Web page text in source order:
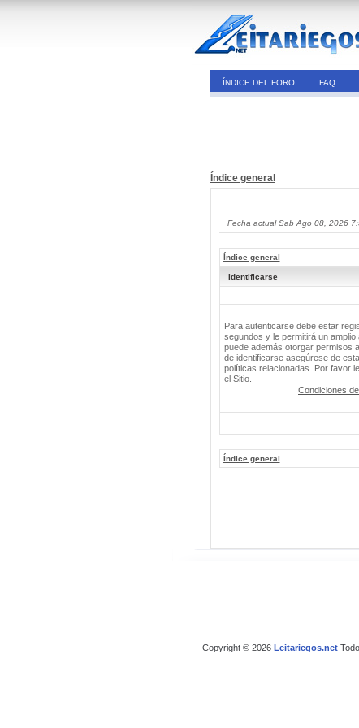
ÍNDICE DEL FORO FAQ
Índice general
Fecha actual Sab Ago 08, 2026
Índice general
Identificarse
Para autenticarse debe estar
segundos y le permitirá un
puede además otorgar permisos
de identificarse asegúrese de
políticas relacionadas. Por favor
el Sitio.
Condiciones
Índice general
Copyright © 2026 Leitariegos.net